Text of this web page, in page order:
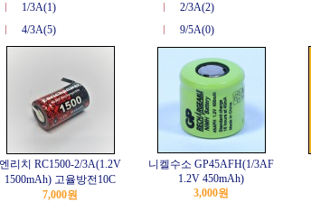
1/3A(1) 2/3A(2)
4/3A(5)
9/5A(0)
엔리치 RC1500-2/3A(1.2V
1500mAh) 고율방전10C
7,000원
니켈수소 GP45AFH(1/3AF
1.2V 450mAh)
3,000원